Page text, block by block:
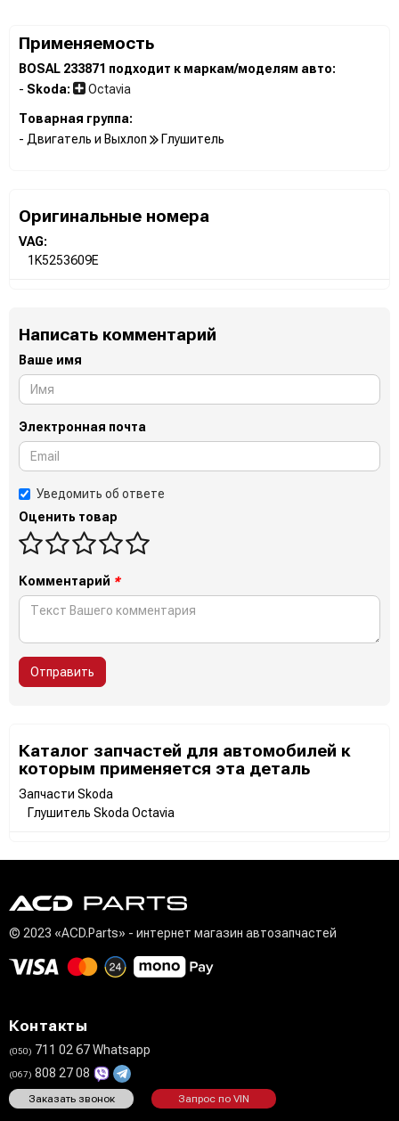
Применяемость
BOSAL 233871 подходит к маркам/моделям авто:
- Skoda: Octavia
Товарная группа:
- Двигатель и Выхлоп
Глушитель
Оригинальные номера
VAG:
1K5253609E
Написать комментарий
Ваше имя
Электронная почта
Уведомить об ответе
Оценить товар
Комментарий *
Отправить
Каталог запчастей для автомобилей к
которым применяется эта деталь
Запчасти Skoda
Глушитель Skoda Octavia
© 2023 «ACD.Parts» - интернет магазин автозапчастей
Контакты
(050) 711 02 67 Whatsapp
(067) 808 27 08
Заказать звонок Запрос по VIN